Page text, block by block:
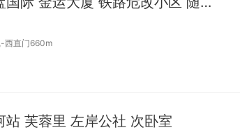
西直门660m
芙蓉里 左岸公社 次卧室